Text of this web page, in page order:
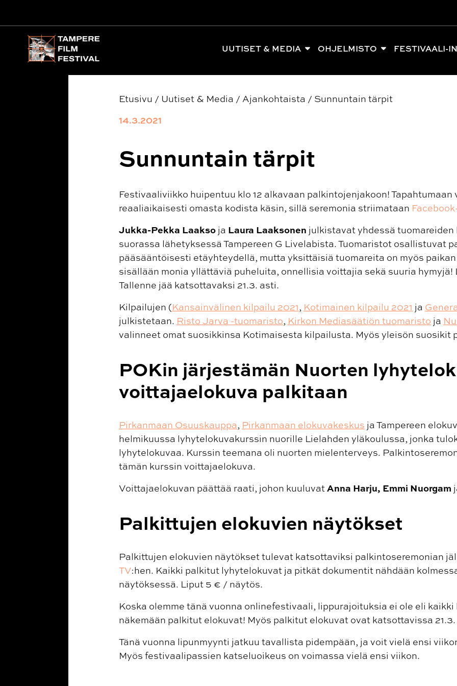
Päävalikko UUTISET & MEDIA OHJELMISTO FESTIVAALI-
Etusivu / Uutiset & Media / Ajankohtaista / Sunnuntain tärpit
14.3.2021
Sunnuntain tärpit
Festivaaliviikko huipentuu klo 12 alkavaan palkintojenjakoon! Tapahtumaan
reaaliaikaisesti omasta kodista käsin, sillä seremonia striimataan
Jukka-Pekka Laakso ja Laura Laaksonen julkistavat yhdessä
suorassa lähetyksessä Tampereen G Livelabista. Tuomaristot osallistuvat
pääsääntöisesti etäyhteydellä, mutta yksittäisiä tuomareita on myös
sisällään monia yllättäviä puheluita, onnellisia voittajia sekä suuria
Tallenne jää katsottavaksi 21.3. asti.
Kilpailujen (Kansainvälinen kilpailu 2021, Kotimainen kilpailu 2021 ja
julkistetaan. Risto Jarva -tuomaristo, Kirkon Mediasäätiön tuomaristo ja
valinneet omat suosikkinsa Kotimaisesta kilpailusta. Myös yleisön suosikit
POKin järjestämän Nuorten
voittajaelokuva palkitaan
Pirkanmaan Osuuskauppa, Pirkanmaan elokuvakeskus ja Tampereen
helmikuussa lyhytelokuvakurssin nuorille Lielahden yläkoulussa, jonka
lyhytelokuvaa. Kurssin teemana oli nuorten mielenterveys.
tämän kurssin voittajaelokuva.
Voittajaelokuvan päättää raati, johon kuuluvatAnna Harju, Emmi Nuorgam
Palkittujen elokuvien näytökset
Palkittujen elokuvien näytökset tulevat katsottaviksi palkintoseremonian
TV:hen. Kaikki palkitut lyhytelokuvat ja pitkät dokumentit nähdään
näytöksessä. Liput 5 € / näytös.
Koska olemme tänä vuonna onlinefestivaali, lippurajoituksia ei ole eli
näkemään palkitut elokuvat! Myös palkitut elokuvat ovat katsottavissa
Tänä vuonna lipunmyynti jatkuu tavallista pidempään, ja voit vielä ensi
Myös festivaalipassien katseluoikeus on voimassa vielä ensi viikon.